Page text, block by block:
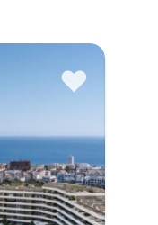
♥